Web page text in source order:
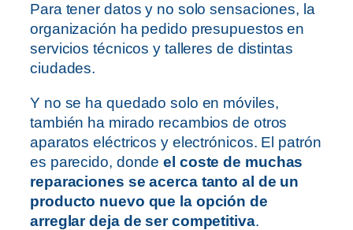
Para tener datos y no solo sensaciones, la
organización ha pedido presupuestos en
servicios técnicos y talleres de distintas
ciudades.
Y no se ha quedado solo en móviles,
también ha mirado recambios de otros
aparatos eléctricos y electrónicos. El patrón
es parecido, dondeel coste de muchas
reparaciones se acerca tanto al de un
producto nuevo que la opción de
arreglar deja de ser competitiva.